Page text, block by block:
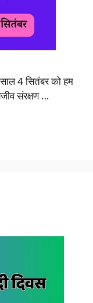
4 सितंबर को हम
संरक्षण …